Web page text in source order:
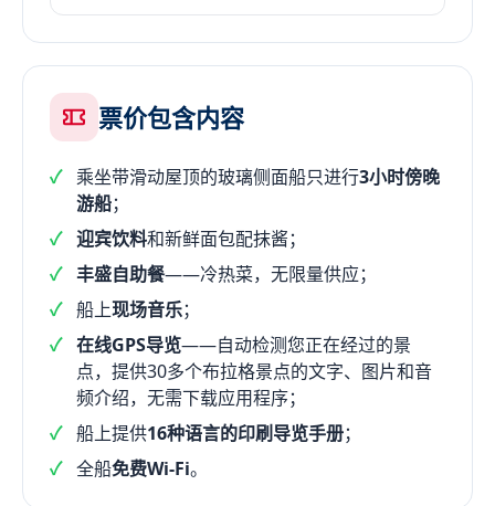
票价包含内容
乘坐带滑动屋顶的玻璃侧面船只进行3小时傍晚
游船；
迎宾饮料和新鲜面包配抹酱；
丰盛自助餐——冷热菜，无限量供应；
船上现场音乐；
在线GPS导览——自动检测您正在经过的景
点，提供30多个布拉格景点的文字、图片和音
频介绍，无需下载应用程序；
船上提供16种语言的印刷导览手册；
全船免费Wi-Fi。